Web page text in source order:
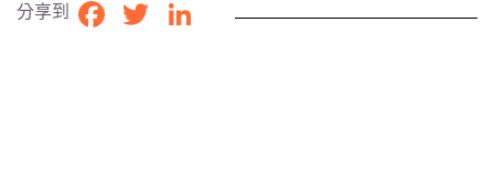
分享到 Facebook
TwitterLinkedIn